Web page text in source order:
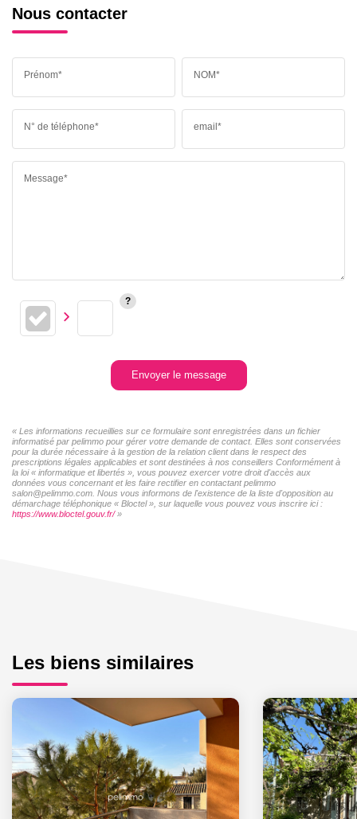
Nous contacter
Prénom* NOM*
N° de téléphone* email*
Message*
Envoyer le message
« Les informations recueillies sur ce formulaire sont enregistrées dans un fichier
informatisé par pelimmo pour gérer votre demande de contact. Elles sont conservées
pour la durée nécessaire à la gestion de la relation client dans le respect des
prescriptions légales applicables et sont destinées à nos conseillers Conformément à
la loi « informatique et libertés », vous pouvez exercer votre droit d'accès aux
données vous concernant et les faire rectifier en contactant pelimmo
salon@pelimmo.com. Nous vous informons de l'existence de la liste d'opposition au
démarchage téléphonique « Bloctel », sur laquelle vous pouvez vous inscrire ici :
https://www.bloctel.gouv.fr/»
Les biens similaires